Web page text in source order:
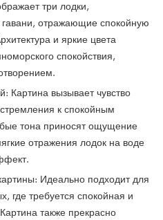
три лодки,
отражающие спокойную
и яркие цвета
спокойствия,
Картина вызывает чувство
к спокойным
тона приносят ощущение
отражения лодок на воде
Идеально подходит для
где требуется спокойная и
также прекрасно